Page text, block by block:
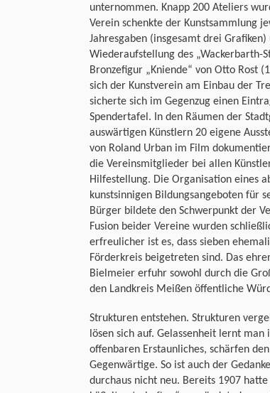
unternommen. Knapp 200 Ateliers
Verein schenkte der Kunstsammlung
Jahresgaben (insgesamt drei
Wiederaufstellung des „Wackerbarth-
Bronzefigur „Kniende“ von Otto Rost
sich der Kunstverein am Einbau der
sicherte sich im Gegenzug einen
Spendertafel. In den Räumen der
auswärtigen Künstlern 20 eigene
von Roland Urban im Film
die Vereinsmitglieder bei allen
Hilfestellung. Die Organisation eines
kunstsinnigen Bildungsangeboten für
Bürger bildete den Schwerpunkt der
Fusion beider Vereine wurden
erfreulicher ist es, dass sieben
Förderkreis beigetreten sind. Das
Bielmeier erfuhr sowohl durch die
den Landkreis Meißen öffentliche
Strukturen entstehen. Strukturen
lösen sich auf. Gelassenheit lernt
offenbaren Erstaunliches, schärfen
Gegenwärtige. So ist auch der
durchaus nicht neu. Bereits 1907